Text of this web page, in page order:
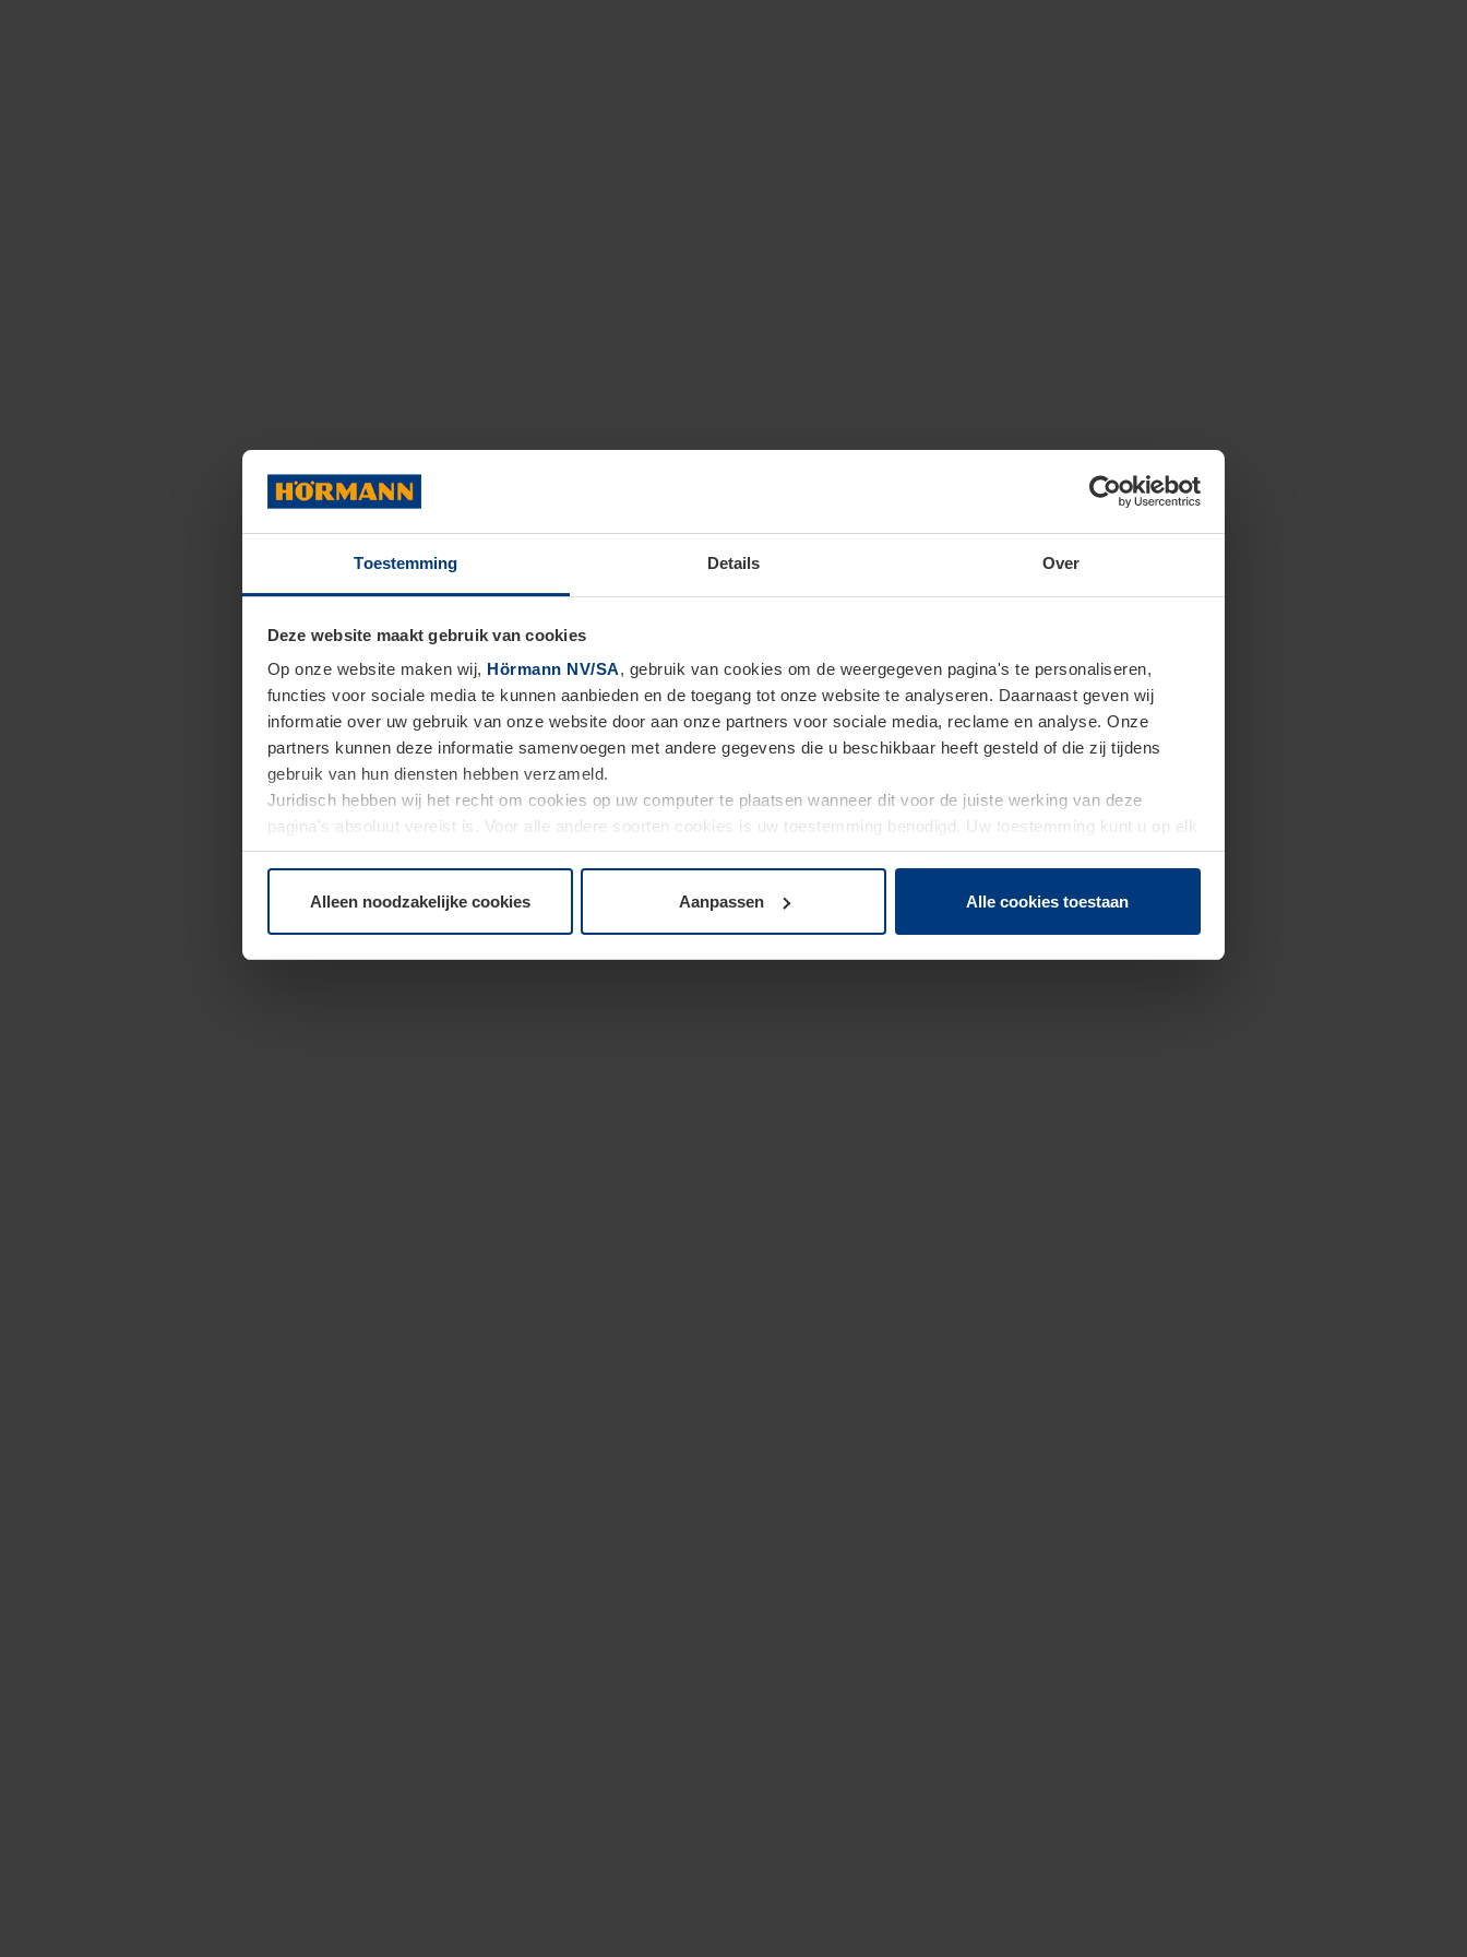
Toestemming Details Over
Deze website maakt gebruik van cookies
Op onze website maken wij, Hörmann NV/SA, gebruik van cookies om de weergegeven pagina's te personaliseren,
functies voor sociale media te kunnen aanbieden en de toegang tot onze website te analyseren. Daarnaast geven wij
informatie over uw gebruik van onze website door aan onze partners voor sociale media, reclame en analyse. Onze
partners kunnen deze informatie samenvoegen met andere gegevens die u beschikbaar heeft gesteld of die zij tijdens
gebruik van hun diensten hebben verzameld.
Juridisch hebben wij het recht om cookies op uw computer te plaatsen wanneer dit voor de juiste werking van deze
pagina's absoluut vereist is. Voor alle andere soorten cookies is uw toestemming benodigd. Uw toestemming kunt u op elk
moment bij de uitleg van de cookies op paginaPrivacyverklaringop onze website wijzigen of herroepen.
Alleen noodzakelijke cookies Aanpassen Alle cookies toestaan